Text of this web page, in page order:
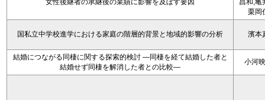
女性後継者の承継後の業績に影響を及ぼす要因
昌和,亀
栗岡
国私立中学校進学における家庭の階層的背景と地域的影響の分析 濱本
結婚につながる同棲に関する探索的検討 ―同棲を経て結婚した者と
結婚せず同棲を解消した者との比較―
小河